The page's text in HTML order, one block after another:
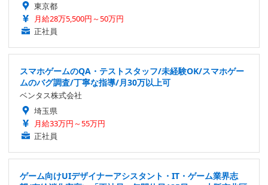
東京都
月給28万5,500円～50万円
正社員
スマホゲームのQA・テストスタッフ/未経験OK/スマホゲー
ムのバグ調査/丁寧な指導/月30万以上可
ベンタス株式会社
埼玉県
月給33万円～55万円
正社員
ゲーム向けUIデザイナーアシスタント・IT・ゲーム業界志